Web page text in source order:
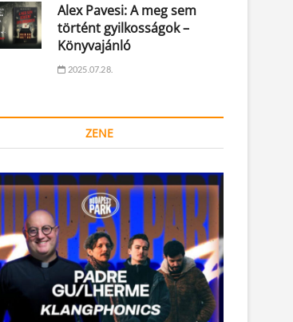
Alex Pavesi: A meg sem
történt gyilkosságok –
Könyvajánló
2025.07.28.
ZENE